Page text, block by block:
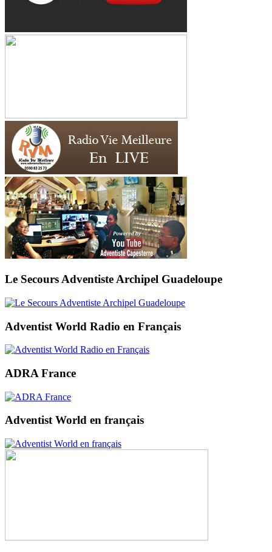
Le Secours Adventiste Archipel Guadeloupe
Adventist World Radio en Français
ADRA France
Adventist World en français